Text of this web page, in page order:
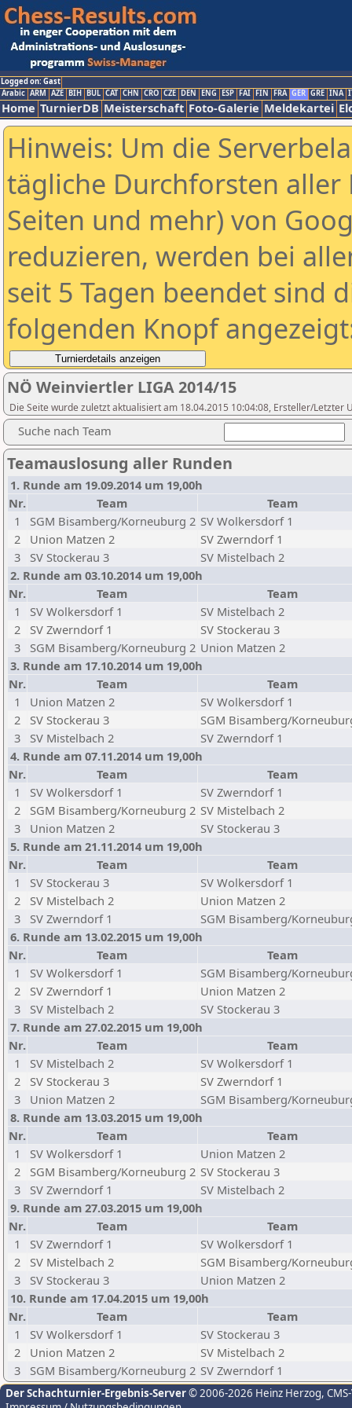
Logged on: Gast
Arabic ARM AZE BIH BUL CAT CHN CRO CZE DEN ENG ESP FAI FIN FRA GER GRE INA
Home TurnierDB Meisterschaft Foto-Galerie Meldekartei
Hinweis: Um die
tägliche Durchforsten aller
Seiten und mehr) von
reduzieren, werden bei
seit 5 Tagen beendet sind
folgenden Knopf
NÖ Weinviertler LIGA 2014/15
Die Seite wurde zuletzt aktualisiert am 18.04.2015 10:04:08, Ersteller/Letzter
Suche nach Team
Teamauslosung aller Runden
1. Runde am 19.09.2014 um 19,00h
Nr.
Team
Team
1
SGM Bisamberg/Korneuburg 2 SV Wolkersdorf 1
2
Union Matzen 2
SV Zwerndorf 1
3
SV Stockerau 3
SV Mistelbach 2
2. Runde am 03.10.2014 um 19,00h
Nr.
Team
Team
1
SV Wolkersdorf 1
SV Mistelbach 2
2
SV Zwerndorf 1
SV Stockerau 3
3
SGM Bisamberg/Korneuburg 2 Union Matzen 2
3. Runde am 17.10.2014 um 19,00h
Nr.
Team
Team
1
Union Matzen 2
SV Wolkersdorf 1
2
SV Stockerau 3
SGM Bisamberg/
3
SV Mistelbach 2
SV Zwerndorf 1
4. Runde am 07.11.2014 um 19,00h
Nr.
Team
Team
1
SV Wolkersdorf 1
SV Zwerndorf 1
2
SGM Bisamberg/Korneuburg 2 SV Mistelbach 2
3
Union Matzen 2
SV Stockerau 3
5. Runde am 21.11.2014 um 19,00h
Nr.
Team
Team
1
SV Stockerau 3
SV Wolkersdorf 1
2
SV Mistelbach 2
Union Matzen 2
3
SV Zwerndorf 1
SGM Bisamberg/
6. Runde am 13.02.2015 um 19,00h
Nr.
Team
Team
1
SV Wolkersdorf 1
SGM Bisamberg/
2
SV Zwerndorf 1
Union Matzen 2
3
SV Mistelbach 2
SV Stockerau 3
7. Runde am 27.02.2015 um 19,00h
Nr.
Team
Team
1
SV Mistelbach 2
SV Wolkersdorf 1
2
SV Stockerau 3
SV Zwerndorf 1
3
Union Matzen 2
SGM Bisamberg/
8. Runde am 13.03.2015 um 19,00h
Nr.
Team
Team
1
SV Wolkersdorf 1
Union Matzen 2
2
SGM Bisamberg/Korneuburg 2 SV Stockerau 3
3
SV Zwerndorf 1
SV Mistelbach 2
9. Runde am 27.03.2015 um 19,00h
Nr.
Team
Team
1
SV Zwerndorf 1
SV Wolkersdorf 1
2
SV Mistelbach 2
SGM Bisamberg/
3
SV Stockerau 3
Union Matzen 2
10. Runde am 17.04.2015 um 19,00h
Nr.
Team
Team
1
SV Wolkersdorf 1
SV Stockerau 3
2
Union Matzen 2
SV Mistelbach 2
3
SGM Bisamberg/Korneuburg 2 SV Zwerndorf 1
Der Schachturnier-Ergebnis-Server© 2006-2026 Heinz Herzog,